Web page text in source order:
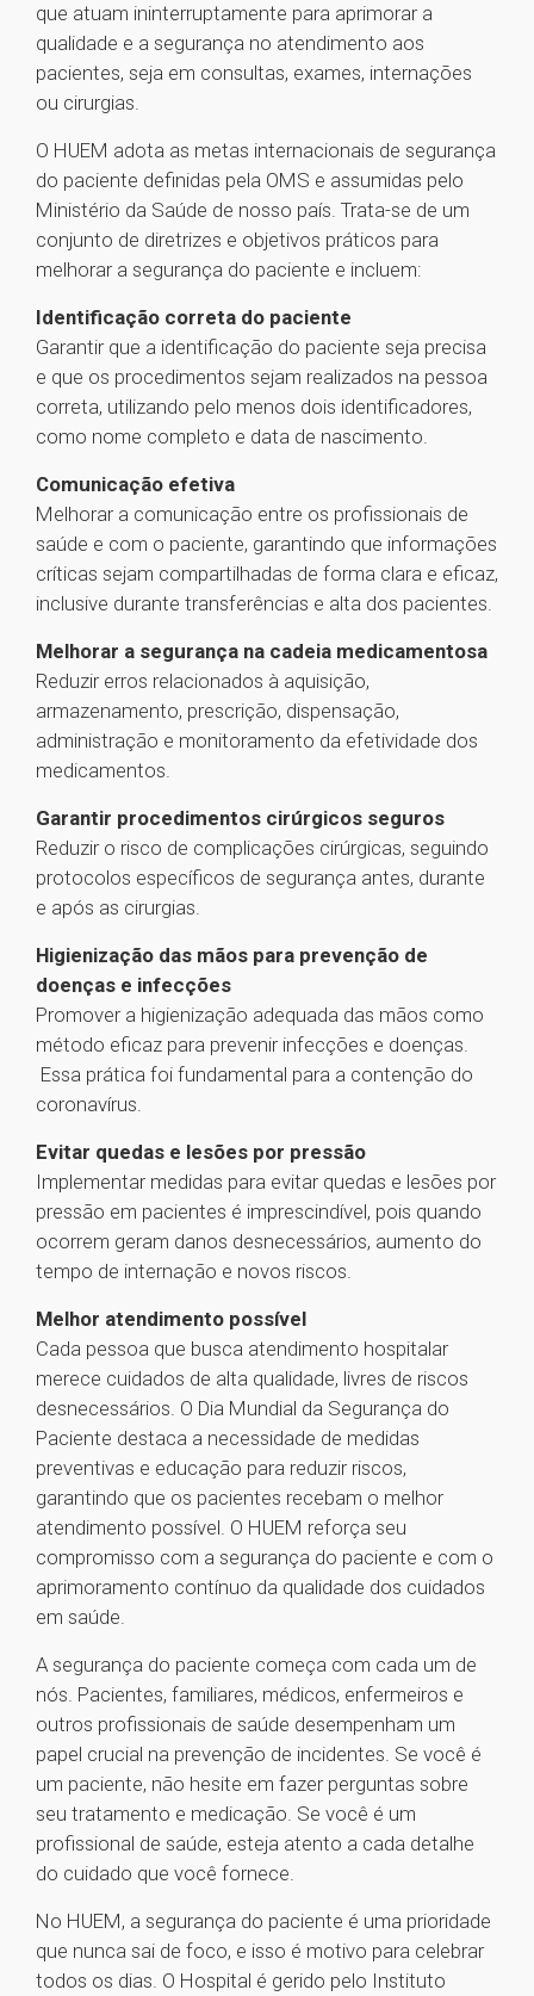
que atuam ininterruptamente para aprimorar a
qualidade e a segurança no atendimento aos
pacientes, seja em consultas, exames, internações
ou cirurgias.
O HUEM adota as metas internacionais de segurança
do paciente definidas pela OMS e assumidas pelo
Ministério da Saúde de nosso país. Trata-se de um
conjunto de diretrizes e objetivos práticos para
melhorar a segurança do paciente e incluem:
Identificação correta do paciente
Garantir que a identificação do paciente seja precisa
e que os procedimentos sejam realizados na pessoa
correta, utilizando pelo menos dois identificadores,
como nome completo e data de nascimento.
Comunicação efetiva
Melhorar a comunicação entre os profissionais de
saúde e com o paciente, garantindo que informações
críticas sejam compartilhadas de forma clara e eficaz,
inclusive durante transferências e alta dos pacientes.
Melhorar a segurança na cadeia medicamentosa
Reduzir erros relacionados à aquisição,
armazenamento, prescrição, dispensação,
administração e monitoramento da efetividade dos
medicamentos.
Garantir procedimentos cirúrgicos seguros
Reduzir o risco de complicações cirúrgicas, seguindo
protocolos específicos de segurança antes, durante
e após as cirurgias.
Higienização das mãos para prevenção de
doenças e infecções
Promover a higienização adequada das mãos como
método eficaz para prevenir infecções e doenças.
Essa prática foi fundamental para a contenção do
coronavírus.
Evitar quedas e lesões por pressão
Implementar medidas para evitar quedas e lesões por
pressão em pacientes é imprescindível, pois quando
ocorrem geram danos desnecessários, aumento do
tempo de internação e novos riscos.
Melhor atendimento possível
Cada pessoa que busca atendimento hospitalar
merece cuidados de alta qualidade, livres de riscos
desnecessários. O Dia Mundial da Segurança do
Paciente destaca a necessidade de medidas
preventivas e educação para reduzir riscos,
garantindo que os pacientes recebam o melhor
atendimento possível. O HUEM reforça seu
compromisso com a segurança do paciente e com o
aprimoramento contínuo da qualidade dos cuidados
em saúde.
A segurança do paciente começa com cada um de
nós. Pacientes, familiares, médicos, enfermeiros e
outros profissionais de saúde desempenham um
papel crucial na prevenção de incidentes. Se você é
um paciente, não hesite em fazer perguntas sobre
seu tratamento e medicação. Se você é um
profissional de saúde, esteja atento a cada detalhe
do cuidado que você fornece.
No HUEM, a segurança do paciente é uma prioridade
que nunca sai de foco, e isso é motivo para celebrar
todos os dias. O Hospital é gerido pelo Instituto